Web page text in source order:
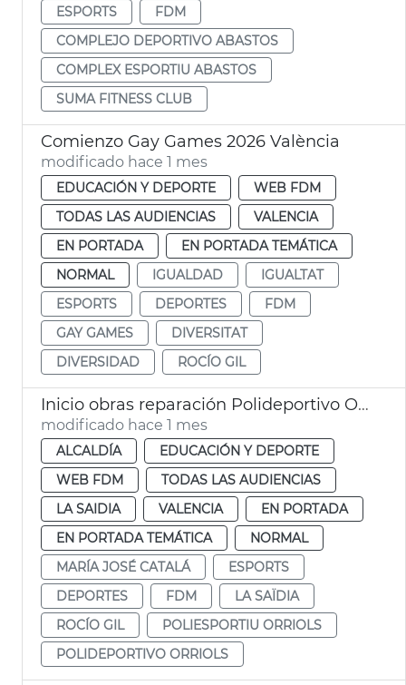
ESPORTS
FDM
COMPLEJO DEPORTIVO ABASTOS
COMPLEX ESPORTIU ABASTOS
SUMA FITNESS CLUB
Comienzo Gay Games 2026 València
modificado hace 1 mes
EDUCACIÓN Y DEPORTE
WEB FDM
TODAS LAS AUDIENCIAS
VALENCIA
EN PORTADA
EN PORTADA TEMÁTICA
NORMAL
IGUALDAD
IGUALTAT
ESPORTS
DEPORTES
FDM
GAY GAMES
DIVERSITAT
DIVERSIDAD
ROCÍO GIL
Inicio obras reparación Polideportivo Orriols València
modificado hace 1 mes
ALCALDÍA
EDUCACIÓN Y DEPORTE
WEB FDM
TODAS LAS AUDIENCIAS
LA SAIDIA
VALENCIA
EN PORTADA
EN PORTADA TEMÁTICA
NORMAL
MARÍA JOSÉ CATALÁ
ESPORTS
DEPORTES
FDM
LA SAÏDIA
ROCÍO GIL
POLIESPORTIU ORRIOLS
POLIDEPORTIVO ORRIOLS